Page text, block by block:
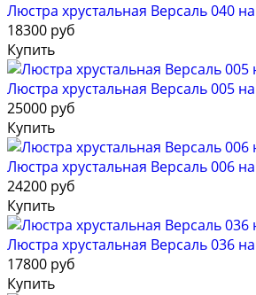
Люстра хрустальная Версаль 040
18300 руб
Купить
Люстра хрустальная Версаль 005
25000 руб
Купить
Люстра хрустальная Версаль 006
24200 руб
Купить
Люстра хрустальная Версаль 036
17800 руб
Купить